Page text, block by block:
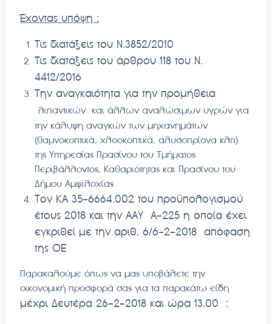
Έχοντας υπόψη :
Τις διατάξεις του Ν.3852/2010
Τις διατάξεις του άρθρου 118 του Ν.
4412/2016
Την αναγκαιότητα για την προμήθεια
λιπαντικών και άλλων αναλώσιμων υγρών για
την κάλυψη αναγκών των μηχανημάτων
(θαμνοκοπτικά, χλοοκοπτικά, αλυσοπρίονα κλπ)
της Υπηρεσίας Πρασίνου του Τμήματος
Περιβάλλοντος, Καθαριότητας και Πρασίνου του
Δήμου Αμφιλοχίας
Τον ΚΑ 35-6664.002 του προϋπολογισμού
έτους 2018 και την ΑΑΥ Α-225 η οποία έχει
εγκριθεί με την αριθ. 6/6-2-2018 απόφαση
της ΟΕ
Παρακαλούμε όπως να μας υποβάλετε την
οικονομική προσφορά σας για τα παρακάτω είδη
μέχρι Δευτέρα 26-2-2018 και ώρα 13.00 :